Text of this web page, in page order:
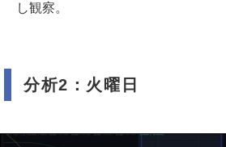
し観察。
分析2：火曜日